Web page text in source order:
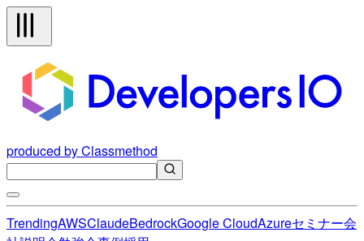
produced by Classmethod
TrendingAWSClaudeBedrockGoogle CloudAzureセミナー会